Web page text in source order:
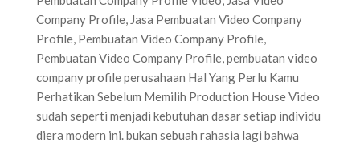
Company Profile, Jasa Pembuatan Video Company
Profile, Pembuatan Video Company Profile,
Pembuatan Video Company Profile, pembuatan video
company profile perusahaan Hal Yang Perlu Kamu
Perhatikan Sebelum Memilih Production House Video
sudah seperti menjadi kebutuhan dasar setiap individu
diera modern ini. bukan sebuah rahasia lagi bahwa